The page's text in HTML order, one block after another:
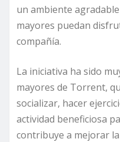
un ambiente
mayores puedan
compañía.
La iniciativa ha sido
mayores de Torrent,
socializar, hacer
actividad beneficiosa
contribuye a mejorar la